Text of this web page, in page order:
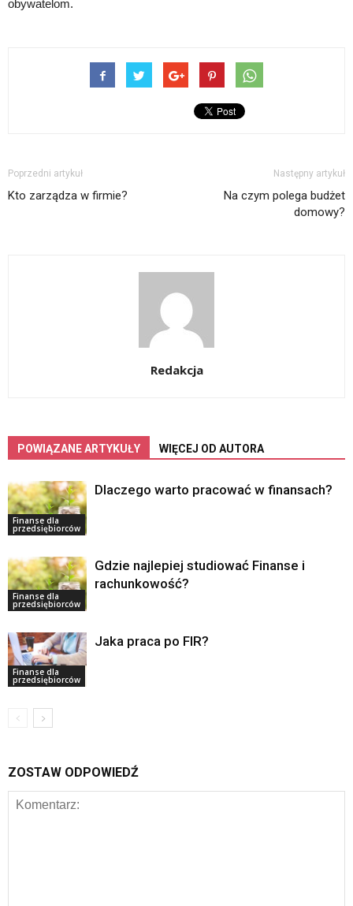
obywatelom.
Poprzedni artykuł
Kto zarządza w firmie?
Następny artykuł
Na czym polega budżet
domowy?
Redakcja
POWIĄZANE ARTYKUŁY WIĘCEJ OD AUTORA
Finanse dla
przedsiębiorców
Dlaczego warto pracować w finansach?
Finanse dla
przedsiębiorców
Gdzie najlepiej studiować Finanse i
rachunkowość?
Finanse dla
przedsiębiorców
Jaka praca po FIR?
ZOSTAW ODPOWIEDŹ